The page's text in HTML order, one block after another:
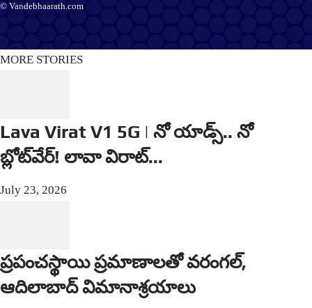
© Vandebhaarath.com
MORE STORIES
Lava Virat V1 5G | నో యాడ్స్.. నో
బ్లోట్‌వేర్! లావా విరాట్...
July 23, 2026
ప్రపంచస్థాయి ప్రమాణాలతో వరంగల్,
ఆదిలాబాద్ విమానాశ్రయాలు